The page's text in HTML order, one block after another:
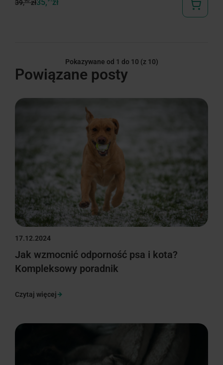
39, zł35, zł
Pokazywane od 1 do 10 (z 10)
Powiązane posty
17.12.2024
Jak wzmocnić odporność psa i kota?
Kompleksowy poradnik
Czytaj więcej